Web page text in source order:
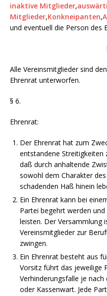
inaktive Mitglieder,
Mitglieder,Konkneipanten,
und eventuell die Person des
Alle Vereinsmitglieder sind
Ehrenrat unterworfen.
§ 6.
Ehrenrat:
Der Ehrenrat hat zum
entstandene Streitigkeiten
daß durch anhaltende
sowohl dem Charakter
schadenden Haß hinein
Ein Ehrenrat kann bei
Partei begehrt werden
leisten. Der Versammlung
Vereinsmitglieder zur
zwingen.
Ein Ehrenrat besteht aus
Vorsitz führt das jeweilige
Verhinderungsfalle je
oder Kassenwart. Jede